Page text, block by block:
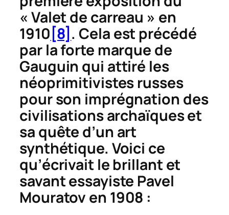
« Valet de carreau » en
1910 [8] . Cela est précédé
par la forte marque de
Gauguin qui attiré les
néoprimitivistes russes
pour son imprégnation des
civilisations archaïques et
sa quête d’un art
synthétique. Voici ce
qu’écrivait le brillant et
savant essayiste Pavel
Mouratov en 1908 :